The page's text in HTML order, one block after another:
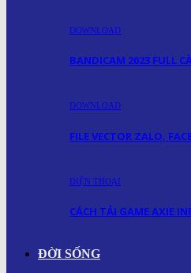
DOWNLOAD
BANDICAM 2023 FULL
DOWNLOAD
FILE VECTOR ZALO,
ĐIỆN THOẠI
CÁCH TẢI GAME AXIE
ĐỜI SỐNG